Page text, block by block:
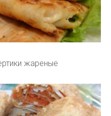
жареные